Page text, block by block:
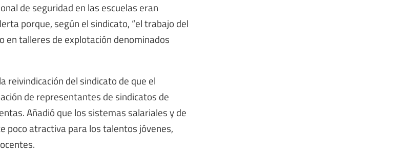
de seguridad en las escuelas eran
porque, según el sindicato, “el trabajo del
en talleres de explotación denominados
reivindicación del sindicato de que el
de representantes de sindicatos de
Añadió que los sistemas salariales y de
poco atractiva para los talentos jóvenes,